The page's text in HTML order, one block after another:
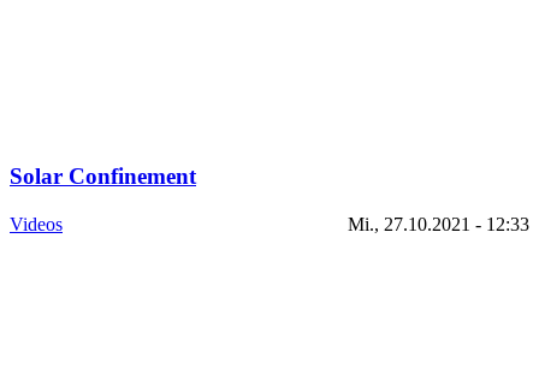
Solar Confinement
Videos Mi., 27.10.2021 - 12:33